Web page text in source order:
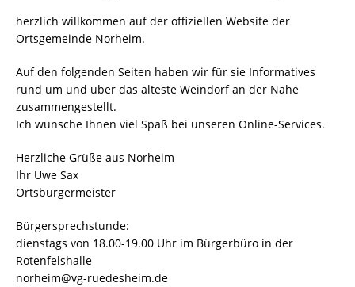
herzlich willkommen auf der offiziellen Website der
Ortsgemeinde Norheim.
Auf den folgenden Seiten haben wir für sie Informatives
rund um und über das älteste Weindorf an der Nahe
zusammengestellt.
Ich wünsche Ihnen viel Spaß bei unseren Online-Services.
Herzliche Grüße aus Norheim
Ihr Uwe Sax
Ortsbürgermeister
Bürgersprechstunde:
dienstags von 18.00-19.00 Uhr im Bürgerbüro in der
Rotenfelshalle
norheim@vg-ruedesheim.de